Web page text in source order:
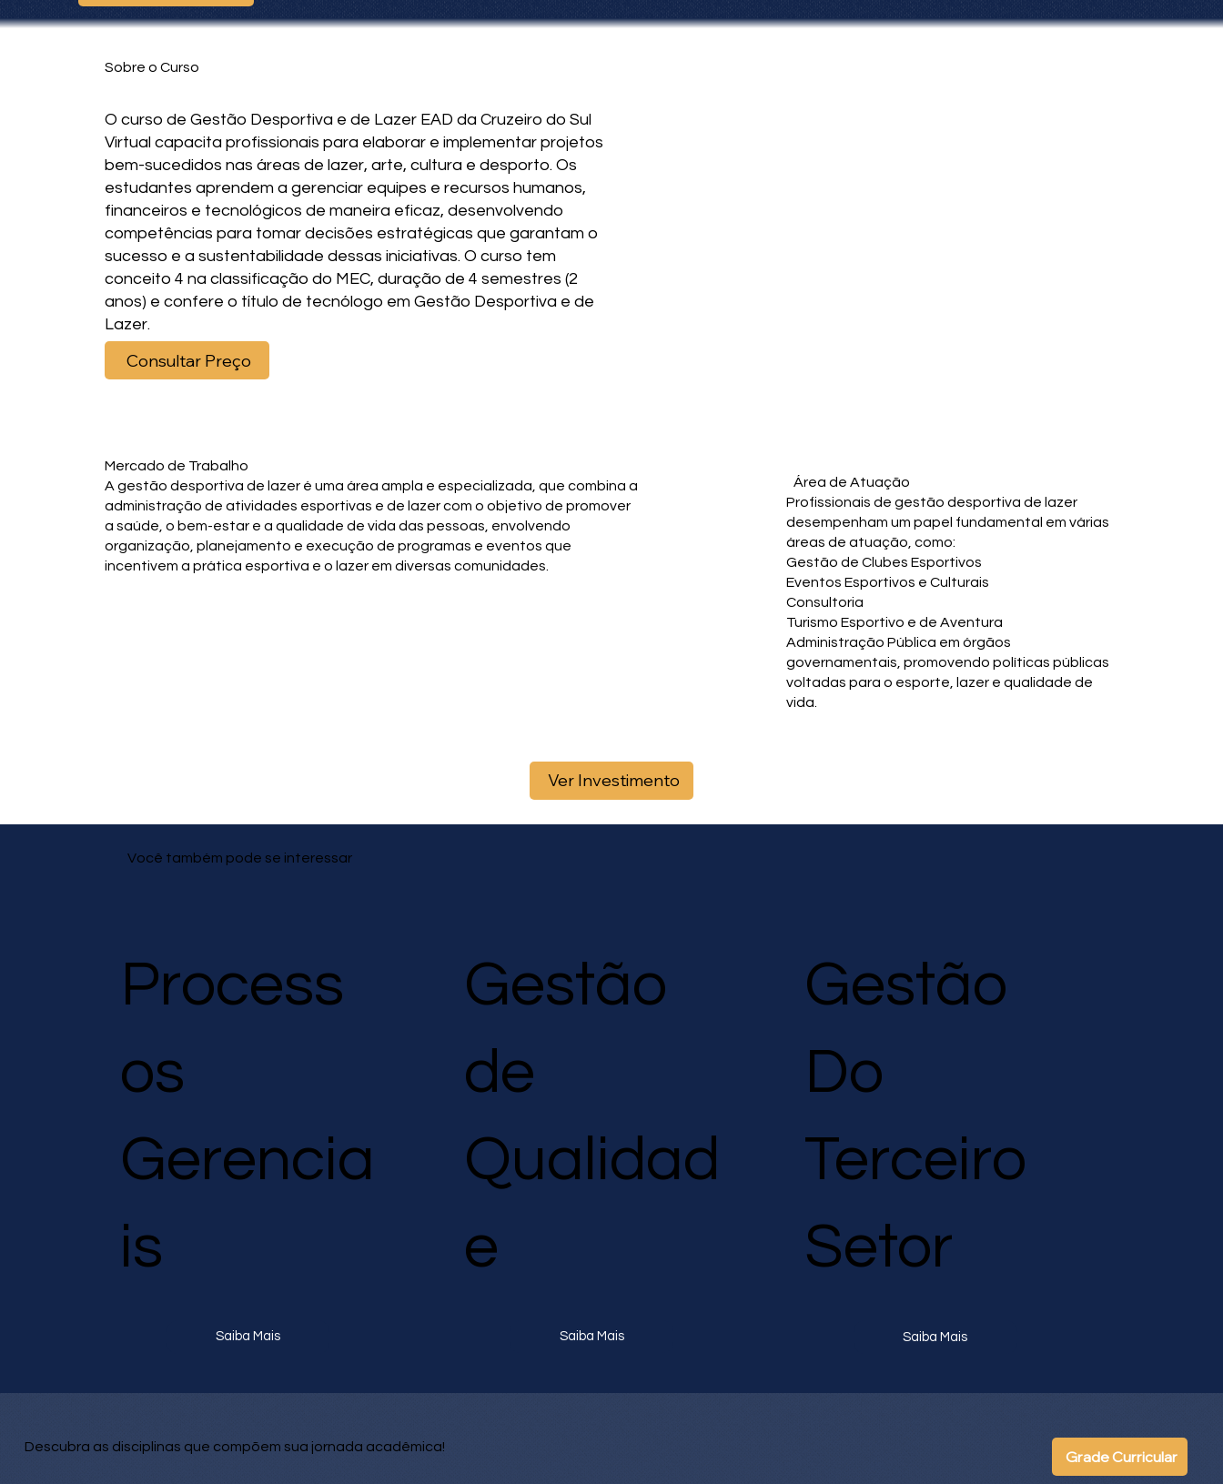
Sobre o Curso
O curso de Gestão Desportiva e de Lazer EAD da Cruzeiro do Sul
Virtual capacita profissionais para elaborar e implementar projetos
bem-sucedidos nas áreas de lazer, arte, cultura e desporto. Os
estudantes aprendem a gerenciar equipes e recursos humanos,
financeiros e tecnológicos de maneira eficaz, desenvolvendo
competências para tomar decisões estratégicas que garantam o
sucesso e a sustentabilidade dessas iniciativas. O curso tem
conceito 4 na classificação do MEC, duração de 4 semestres (2
anos) e confere o título de tecnólogo em Gestão Desportiva e de
Lazer.
Consultar Preço
Mercado de Trabalho
A gestão desportiva de lazer é uma área ampla e especializada, que combina a
administração de atividades esportivas e de lazer com o objetivo de promover
a saúde, o bem-estar e a qualidade de vida das pessoas, envolvendo
organização, planejamento e execução de programas e eventos que
incentivem a prática esportiva e o lazer em diversas comunidades.
Área de Atuação
Profissionais de gestão desportiva de lazer
desempenham um papel fundamental em várias
áreas de atuação, como:
Gestão de Clubes Esportivos
Eventos Esportivos e Culturais
Consultoria
Turismo Esportivo e de Aventura
Administração Pública em órgãos
governamentais, promovendo políticas públicas
voltadas para o esporte, lazer e qualidade de
vida.
Ver Investimento
Você também pode se interessar
Process
os
Gerencia
is
Saiba Mais
Gestão
de
Qualidad
e
Saiba Mais
Gestão
Do
Terceiro
Setor
Saiba Mais
Descubra as disciplinas que compõem sua jornada acadêmica!
Grade Curricular